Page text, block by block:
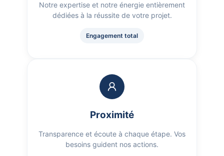
Notre expertise et notre énergie entièrement
dédiées à la réussite de votre projet.
Engagement total
Proximité
Transparence et écoute à chaque étape. Vos
besoins guident nos actions.